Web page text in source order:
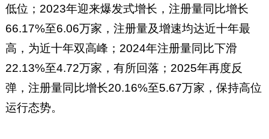
低位；2023年迎来爆发式增长，注册量同比增长
66.17%至6.06万家，注册量及增速均达近十年最
高，为近十年双高峰；2024年注册量同比下滑
22.13%至4.72万家，有所回落；2025年再度反
弹，注册量同比增长20.16%至5.67万家，保持高位
运行态势。